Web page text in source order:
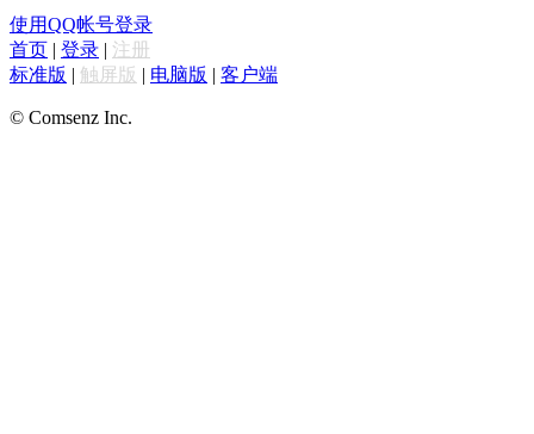
使用QQ帐号登录
首页 | 登录 | 注册
标准版 | 触屏版 | 电脑版 | 客户端
© Comsenz Inc.